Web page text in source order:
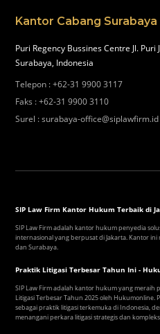
Kantor Cabang Surabaya
Puri Regency Bussines Centre Jl.
Surabaya, Indonesia
Telepon :+62-31 9900 3117
Faks :+62-31 9900 3110
Surel :surabaya-office@siplawfirm.id
SIP Law Firm Kantor Hukum Terbaik di
SIP Law Firm adalah kantor hukum penyedia
internasional yang berpusat di Jakarta. Kantor
dan Surabaya.
Praktik Litigasi Terbesar Tahun Ini -
SIP Law Firm adalah kantor hukum yang meraih
Litigasi Terbesar Tahun 2025 oleh Hukumonline.
sebagai praktik litigasi terkemuka di Indonesia,
menangani perkara litigasi strategis dan